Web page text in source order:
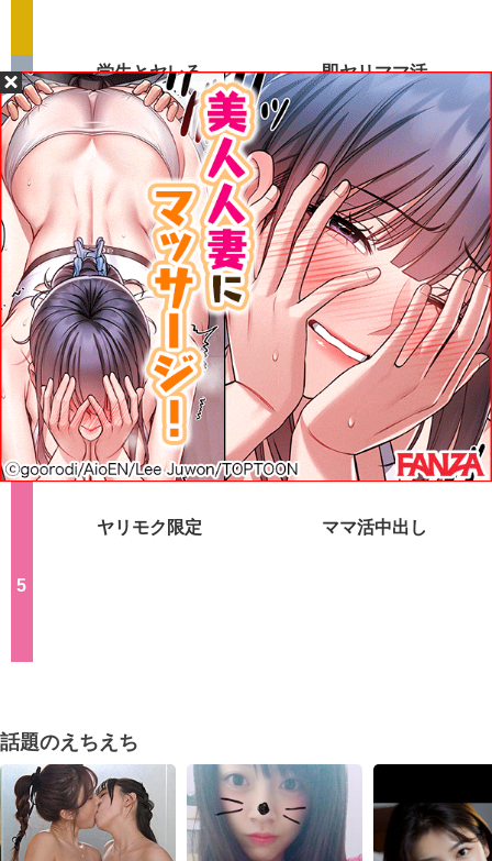
学生とヤレる 即ヤリママ活
素人エロ配信 ご近所熟女
LINEセフレ 最強Hアプリ
話題のえちえち